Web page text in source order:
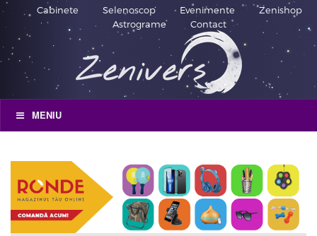
Cabinete Selenoscop Evenimente
Zenishop
Astrograme
Contact
MENIU